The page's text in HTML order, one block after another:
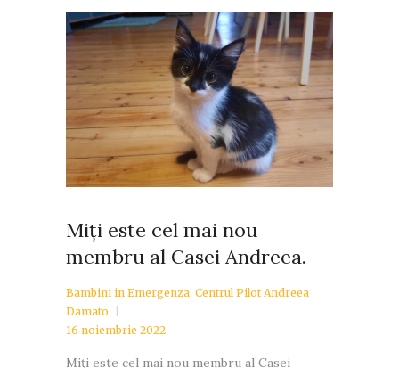
Miți este cel mai nou
membru al Casei Andreea.
Bambini in Emergenza, Centrul Pilot Andreea
Damato
16 noiembrie 2022
Miți este cel mai nou membru al Casei